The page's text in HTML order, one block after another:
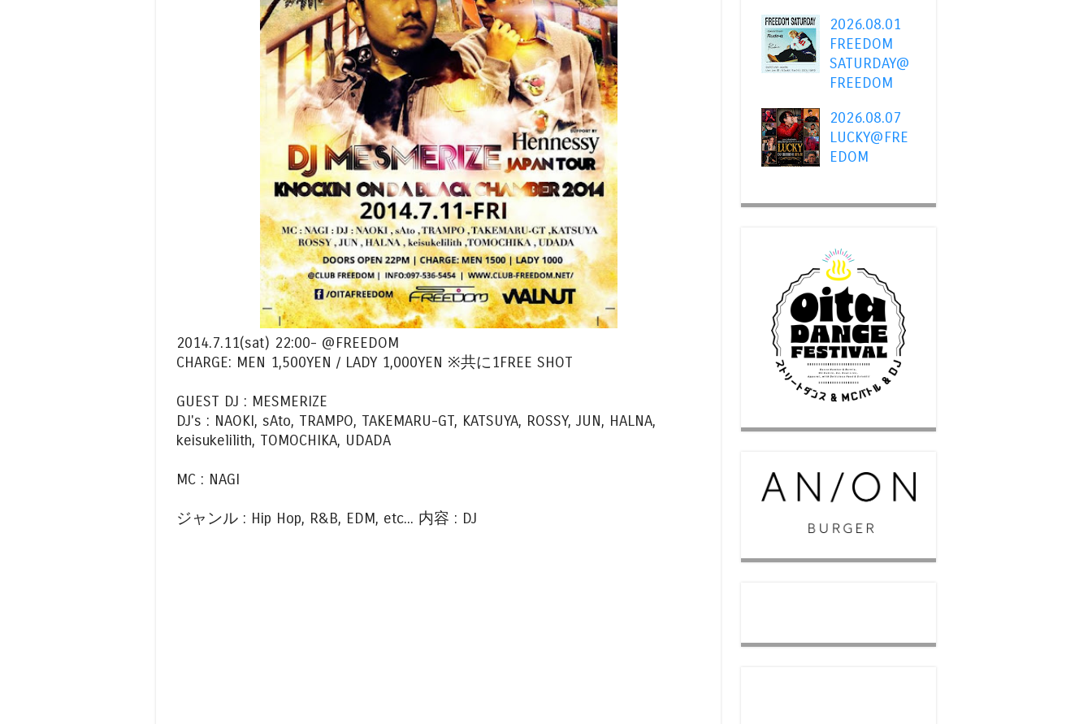
2014.7.11(sat) 22:00- @FREEDOM
CHARGE: MEN 1,500YEN / LADY 1,000YEN ※共に1FREE SHOT
GUEST DJ : MESMERIZE
DJ's : NAOKI, sAto, TRAMPO, TAKEMARU-GT, KATSUYA, ROSSY, JUN, HALNA,
keisukelilith, TOMOCHIKA, UDADA
MC : NAGI
ジャンル : Hip Hop, R&B, EDM, etc... 内容 : DJ
2026.08.01
FREEDOM
SATURDAY@
FREEDOM
2026.08.07
LUCKY@FRE
EDOM